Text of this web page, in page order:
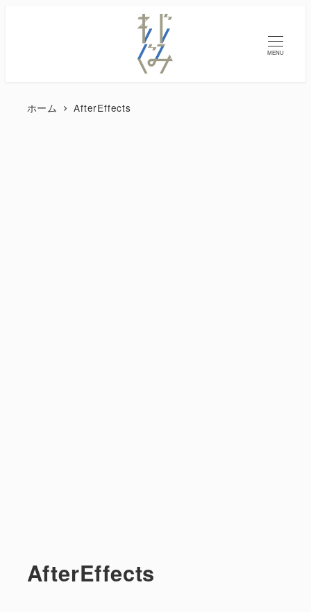
MENU
ホーム AfterEffects
AfterEffects